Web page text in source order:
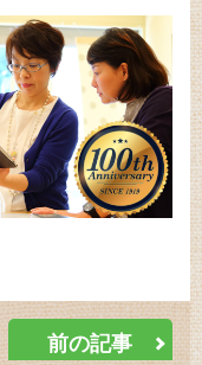
前の記事